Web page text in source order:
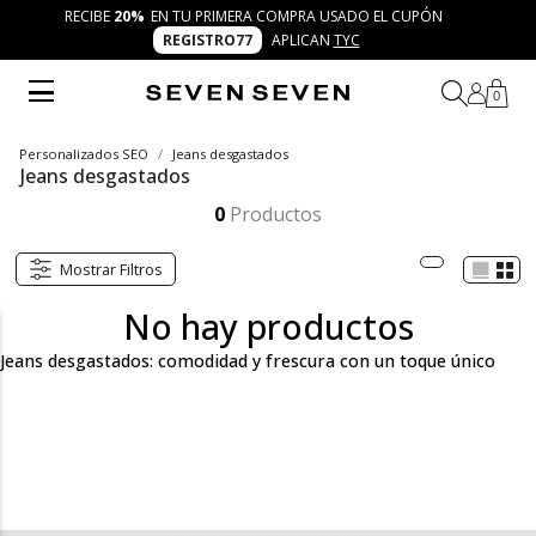
RECIBE 20% EN TU PRIMERA COMPRA USADO EL CUPÓN
REGISTRO77
APLICAN TYC
0
Personalizados SEO Jeans desgastados
Jeans desgastados
0 Productos
Mostrar Filtros
No hay productos
Jeans desgastados: comodidad y frescura con un toque único
adapta tanto a un día casual como a una salida más urbana. Ya